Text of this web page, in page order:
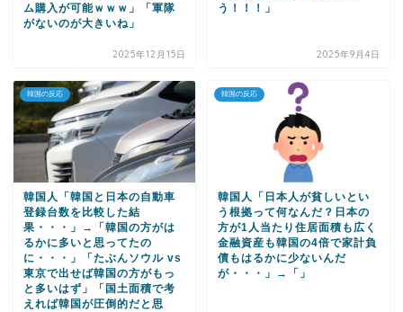
ム購入が可能ｗｗｗ」「軍隊
がないのが大きいね」
2025年12月15日
う！！！」
2025年9月4日
韓国の反応
韓国人「韓国と日本の自動車
登録台数を比較した結
果・・・」→「韓国の方がは
るかに多いと思ってたの
に・・・」「たぶんソウル vs
東京で出せば韓国の方がもっ
と多いはず」「国土面積で考
えれば韓国が圧倒的だと思
韓国の反応
韓国人「日本人が貧しいとい
う根拠って何なんだ？日本の
方が1人当たり住居面積も広く
金融資産も韓国の4倍で家計負
債もはるかに少ないんだ
が・・・」→「」